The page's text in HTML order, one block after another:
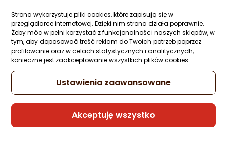
Strona wykorzystuje pliki cookies, które zapisują się w
przeglądarce internetowej. Dzięki nim strona działa poprawnie.
Żeby móc w pełni korzystać z funkcjonalności naszych sklepów, w
tym, aby dopasować treść reklam do Twoich potrzeb poprzez
profilowanie oraz w celach statystycznych i analitycznych,
konieczne jest zaakceptowanie wszystkich plików cookies.
Ustawienia zaawansowane
Akceptuję wszystko